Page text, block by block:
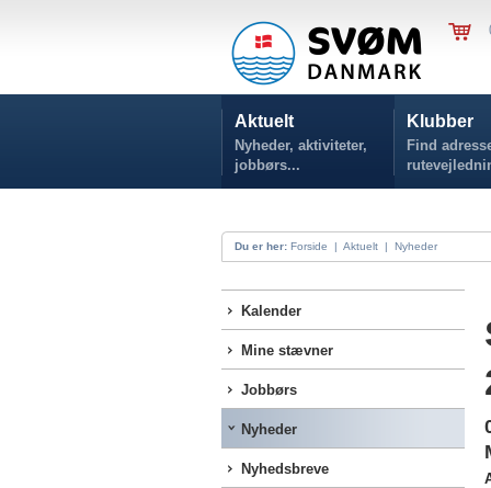
Aktuelt
Nyheder, aktiviteter,
jobbørs...
Klubber
Find
Du er her: Forside | Aktuelt | Nyheder
Kalender
Mine stævner
Jobbørs
Nyheder
Nyhedsbreve